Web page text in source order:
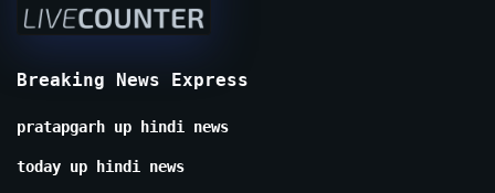
Breaking News Express
pratapgarh up hindi news
today up hindi news